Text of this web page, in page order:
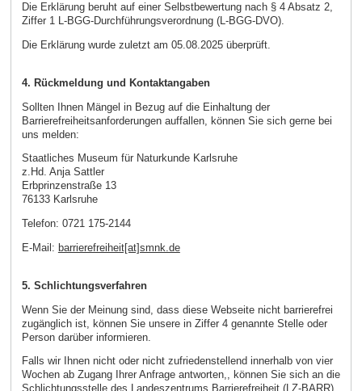
Die Erklärung beruht auf einer Selbstbewertung nach § 4 Absatz 2,
Ziffer 1 L-BGG-Durchführungsverordnung (L-BGG-DVO).
Die Erklärung wurde zuletzt am 05.08.2025 überprüft.
4. Rückmeldung und Kontaktangaben
Sollten Ihnen Mängel in Bezug auf die Einhaltung der
Barrierefreiheitsanforderungen auffallen, können Sie sich gerne bei
uns melden:
Staatliches Museum für Naturkunde Karlsruhe
z.Hd. Anja Sattler
Erbprinzenstraße 13
76133 Karlsruhe
Telefon: 0721 175-2144
E-Mail: barrierefreiheit[at]smnk.de
5. Schlichtungsverfahren
Wenn Sie der Meinung sind, dass diese Webseite nicht barrierefrei
zugänglich ist, können Sie unsere in Ziffer 4 genannte Stelle oder
Person darüber informieren.
Falls wir Ihnen nicht oder nicht zufriedenstellend innerhalb von vier
Wochen ab Zugang Ihrer Anfrage antworten,, können Sie sich an die
Schlichtungsstelle des Landeszentrums Barrierefreiheit (LZ-BARR)